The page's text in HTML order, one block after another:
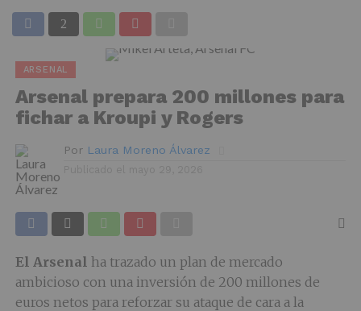
ARSENAL
Arsenal prepara 200 millones para
fichar a Kroupi y Rogers
Por Laura Moreno Álvarez
El Arsenal ha trazado un plan de mercado
ambicioso con una inversión de 200 millones de
euros netos para reforzar su ataque de cara a la